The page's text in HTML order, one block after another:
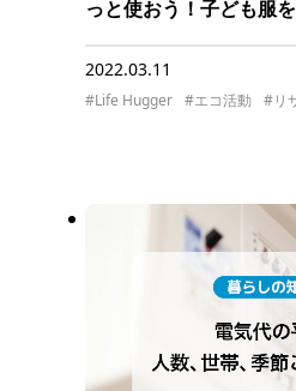
っと使おう！子ども服
2022.03.11
#Life Hugger #エコ活動 #リ